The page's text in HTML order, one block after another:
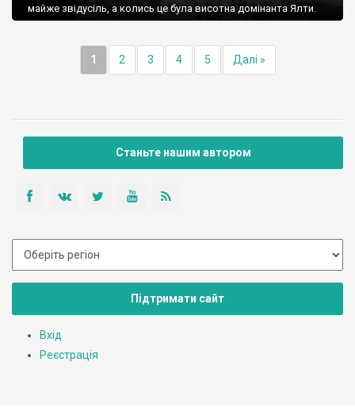
майже звідусіль, а колись це була висотна домінанта Ялти.
1 2 3 4 5 Далі »
Станьте нашим автором
Підтримати сайт
Вхід
Реєстрація